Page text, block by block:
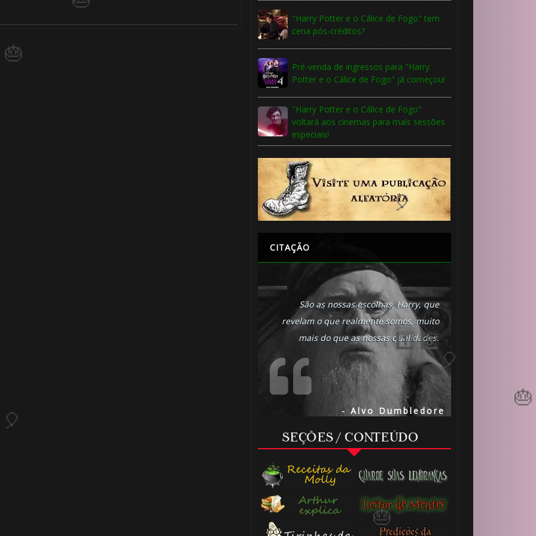
"Harry Potter e o Cálice de Fogo" tem
cena pós-créditos?
Pré-venda de ingressos para "Harry
Potter e o Cálice de Fogo" já começou!
"Harry Potter e o Cálice de Fogo"
voltará aos cinemas para mais sessões
especiais!
CITAÇÃO
São as nossas escolhas, Harry, que
revelam o que realmente somos, muito
mais do que as nossas qualidades.
- Alvo Dumbledore
SEÇÕES / CONTEÚDO
⚡